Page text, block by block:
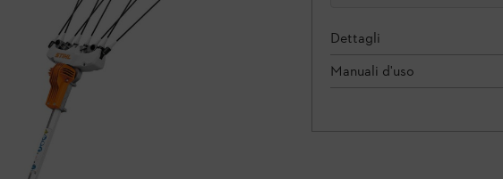
Dettagli
Manuali d'uso